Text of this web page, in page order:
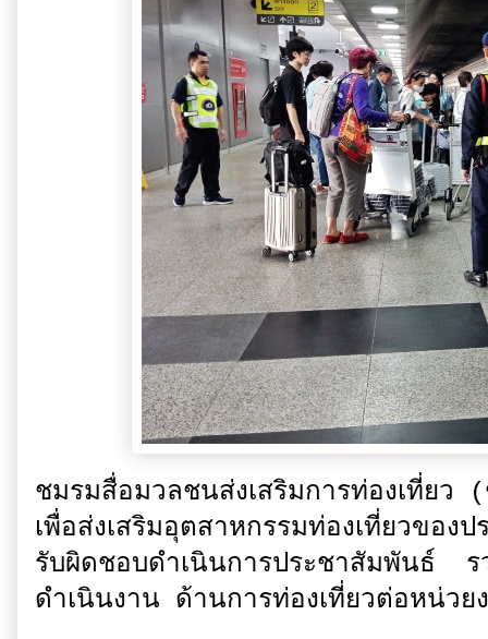
ชมรมสื่อมวลชนส่งเสริมการท่องเที่
เพื่อส่งเสริมอุตสาหกรรมท่องเที่ยวขอ
รับผิดชอบดำเนินการประชาสัมพันธ์ ร
ดำเนินงาน ด้านการท่องเที่ยวต่อหน่ว